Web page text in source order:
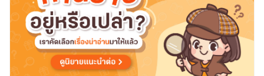
ของ
ถัง
ซาน
ด้วย